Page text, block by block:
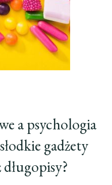
a psychologia
gadżety